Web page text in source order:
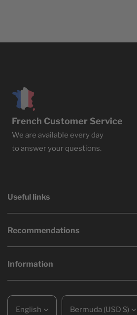
French Customer Service
We are available every day
to answer your questions.
Useful links
Recommendations
Information
Language
English
Country/region
Bermuda (USD $)